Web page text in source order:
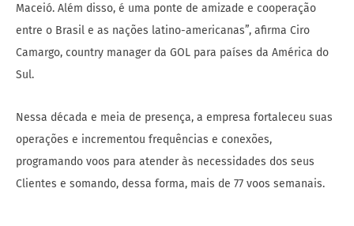
Maceió. Além disso, é uma ponte de amizade e cooperação
entre o Brasil e as nações latino-americanas”, afirma Ciro
Camargo, country manager da GOL para países da América do
Sul.
Nessa década e meia de presença, a empresa fortaleceu suas
operações e incrementou frequências e conexões,
programando voos para atender às necessidades dos seus
Clientes e somando, dessa forma, mais de 77 voos semanais.